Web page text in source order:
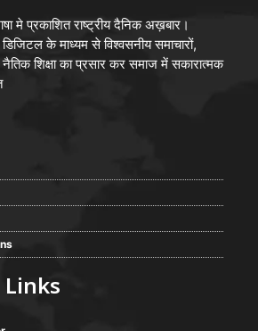
मे प्रकाशित राष्ट्रीय दैनिक अख़बार।
के माध्यम से विश्वसनीय समाचारों,
शिक्षा का प्रसार कर समाज में सकारात्मक